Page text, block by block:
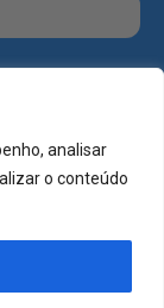
analisar
o conteúdo
reservados. -